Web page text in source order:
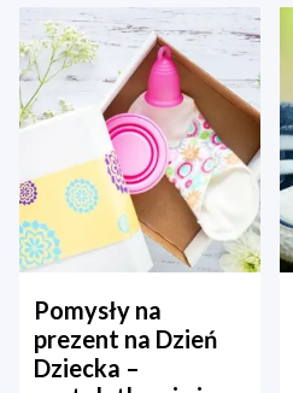
Pomysły na
prezent na Dzień
Dziecka –